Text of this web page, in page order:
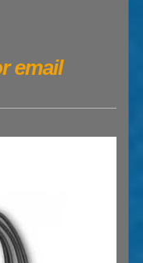
email